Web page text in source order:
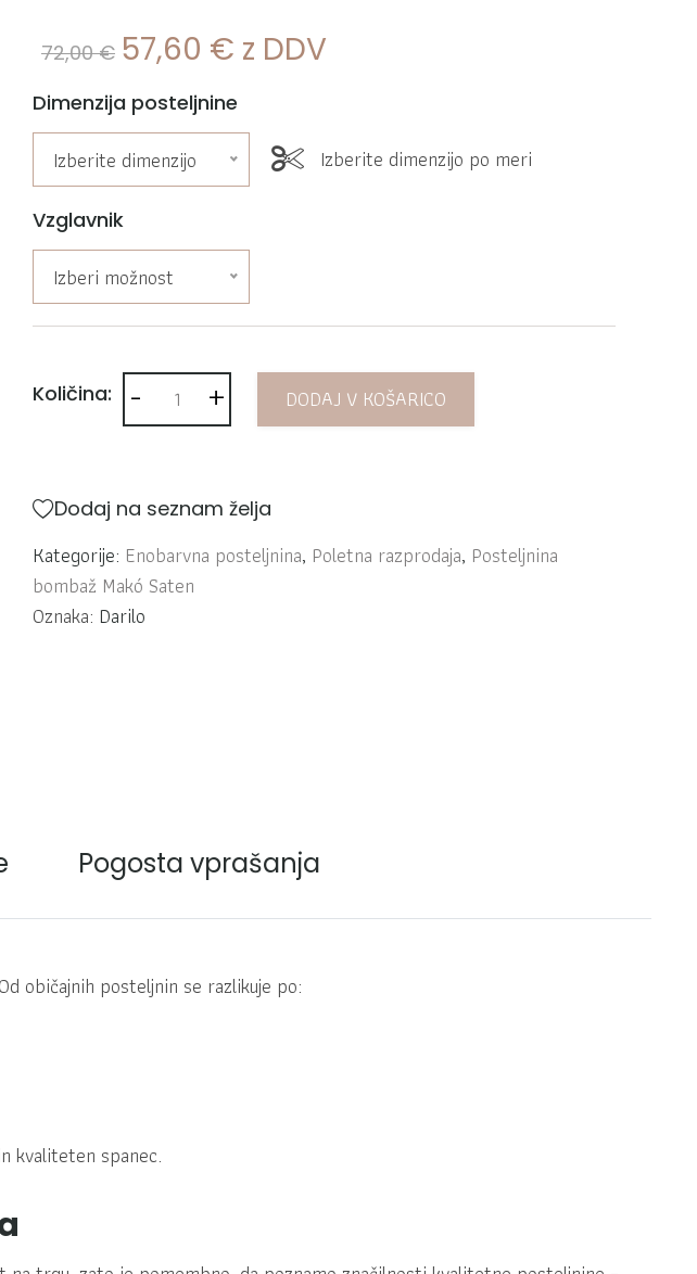
72,00€ 57,60 € z DDV
Dimenzija posteljnine
Izberite dimenzijo Izberite dimenzijo po meri
Vzglavnik
Izberi možnost
Količina: Posteljnina bombaž Saten lavanda 869C količina
+
- DODAJ V KOŠARICO
Dodaj na seznam želja
Kategorije: Enobarvna posteljnina, Poletna razprodaja, Posteljnina
bombaž Makó Saten
Oznaka: Darilo
Pogosta vprašanja
običajnih posteljnin se razlikuje po:
kvaliteten spanec.